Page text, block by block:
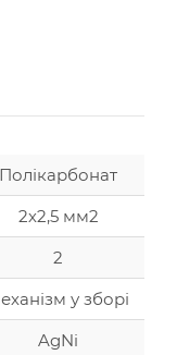
Полікарбонат
2х2,5 мм2
2
у зборі
AgNi